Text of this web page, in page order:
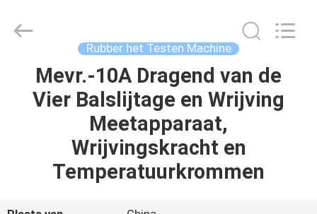
HUIS
PRODUCTEN
VIDEOS
Technology
Rubber het Testen Machine
Mevr.-10A Dragend van de
Vier Balslijtage en Wrijving
Meetapparaat,
Wrijvingskracht en
Temperatuurkrommen